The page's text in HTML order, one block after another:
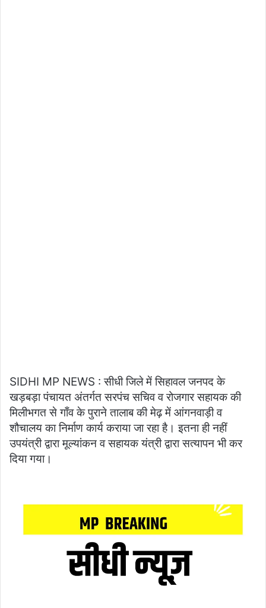
SIDHI MP NEWS : सीधी जिले में सिहावल जनपद के
खड़बड़ा पंचायत अंतर्गत सरपंच सचिव व रोजगार सहायक की
मिलीभगत से गाँव के पुराने तालाब की मेढ़ में आंगनवाड़ी व
शौचालय का निर्माण कार्य कराया जा रहा है। इतना ही नहीं
उपयंत्री द्वारा मूल्यांकन व सहायक यंत्री द्वारा सत्यापन भी कर
दिया गया।